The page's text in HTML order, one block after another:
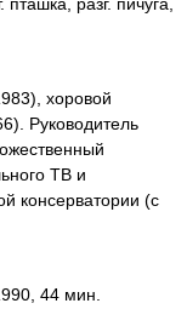
хоровой
Руководитель
ТВ и
консерватории (с
44 мин.